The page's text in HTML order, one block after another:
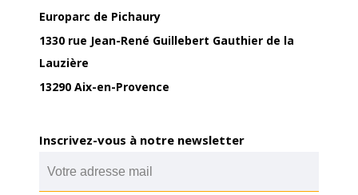
Europarc de Pichaury
1330 rue Jean-René Guillebert Gauthier de la
Lauzière
13290 Aix-en-Provence
Inscrivez-vous à notre newsletter